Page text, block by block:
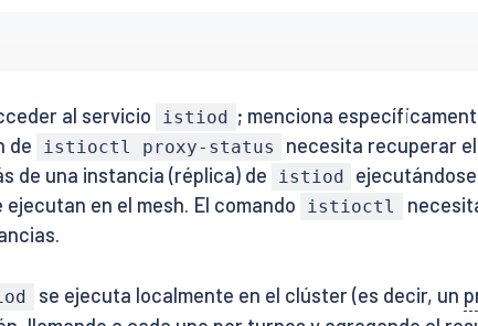
al servicio istiod
; menciona
de istioctl proxy-status
necesita recuperar
de una instancia (réplica) de istiod
en el mesh. El comando
istioctl
se ejecuta localmente en el clúster (es decir, un